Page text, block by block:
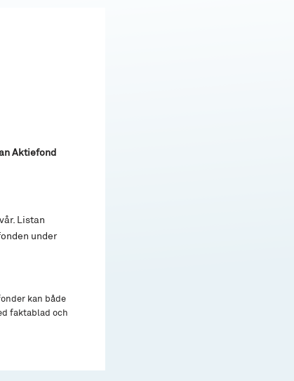
Aktiefond
Listan
under
kan både
faktablad och